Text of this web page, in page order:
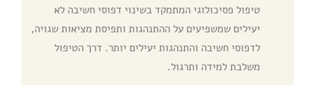
טיפול פסיכולוגי המתמקד בשינוי דפוסי חשיבה לא
יעילים שמשפיעים על ההתנהגות ותפיסת מציאות שגויה,
לדפוסי חשיבה והתנהגות יעילים יותר. דרך הטיפול
משלבת למידה ותרגול.